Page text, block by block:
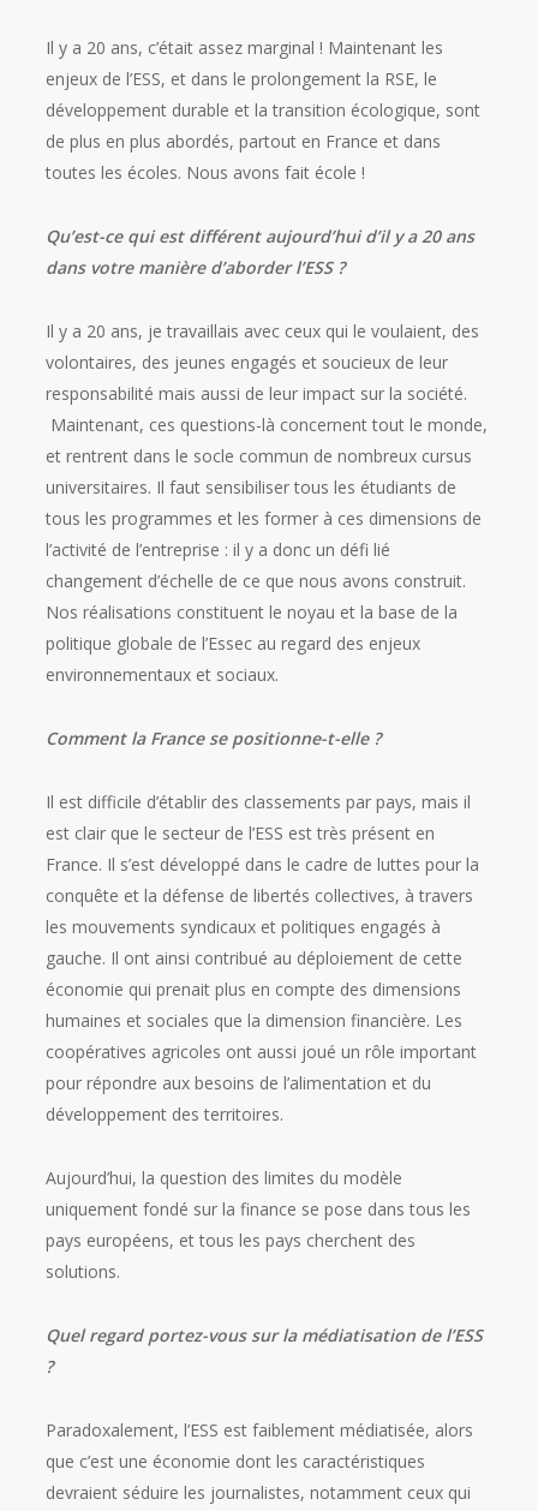
Il y a 20 ans, c’était assez marginal ! Maintenant les
enjeux de l’ESS, et dans le prolongement la RSE, le
développement durable et la transition écologique, sont
de plus en plus abordés, partout en France et dans
toutes les écoles. Nous avons fait école !
Qu’est-ce qui est différent aujourd’hui d’il y a 20 ans
dans votre manière d’aborder l’ESS ?
Il y a 20 ans, je travaillais avec ceux qui le voulaient, des
volontaires, des jeunes engagés et soucieux de leur
responsabilité mais aussi de leur impact sur la société.
Maintenant, ces questions-là concernent tout le monde,
et rentrent dans le socle commun de nombreux cursus
universitaires. Il faut sensibiliser tous les étudiants de
tous les programmes et les former à ces dimensions de
l’activité de l’entreprise : il y a donc un défi lié
changement d’échelle de ce que nous avons construit.
Nos réalisations constituent le noyau et la base de la
politique globale de l’Essec au regard des enjeux
environnementaux et sociaux.
Comment la France se positionne-t-elle ?
Il est difficile d’établir des classements par pays, mais il
est clair que le secteur de l’ESS est très présent en
France. Il s’est développé dans le cadre de luttes pour la
conquête et la défense de libertés collectives, à travers
les mouvements syndicaux et politiques engagés à
gauche. Il ont ainsi contribué au déploiement de cette
économie qui prenait plus en compte des dimensions
humaines et sociales que la dimension financière. Les
coopératives agricoles ont aussi joué un rôle important
pour répondre aux besoins de l’alimentation et du
développement des territoires.
Aujourd’hui, la question des limites du modèle
uniquement fondé sur la finance se pose dans tous les
pays européens, et tous les pays cherchent des
solutions.
Quel regard portez-vous sur la médiatisation de l’ESS
?
Paradoxalement, l’ESS est faiblement médiatisée, alors
que c’est une économie dont les caractéristiques
devraient séduire les journalistes, notamment ceux qui